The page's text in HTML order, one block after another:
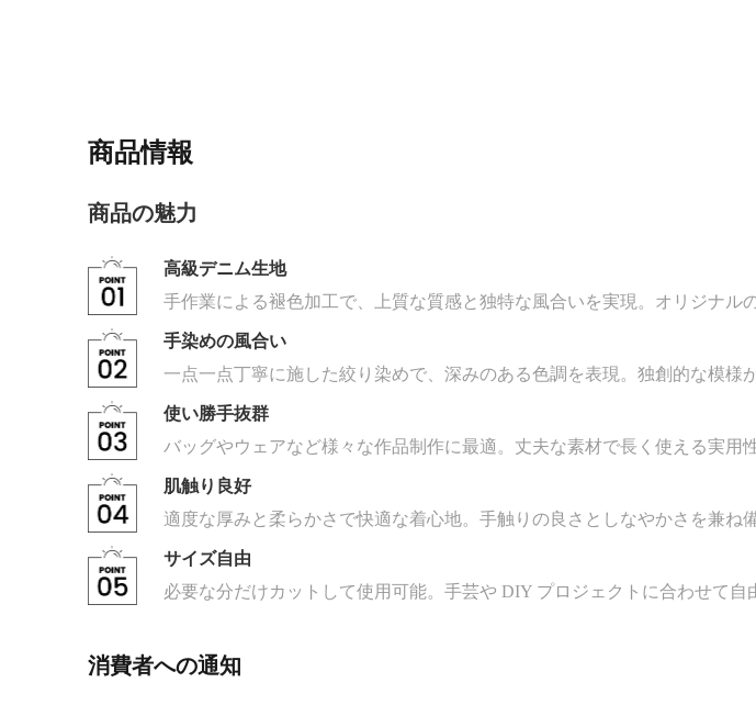
商品情報
商品の魅力
高級デニム生地
手作業による褪色加工で、上質な質感と独特な風合いを実現。オリジナル
手染めの風合い
一点一点丁寧に施した絞り染めで、深みのある色調を表現。独創的な模様
使い勝手抜群
バッグやウェアなど様々な作品制作に最適。丈夫な素材で長く使える実用
肌触り良好
適度な厚みと柔らかさで快適な着心地。手触りの良さとしなやかさを兼ね
サイズ自由
必要な分だけカットして使用可能。手芸や DIY プロジェクトに合わせて自
消費者への通知